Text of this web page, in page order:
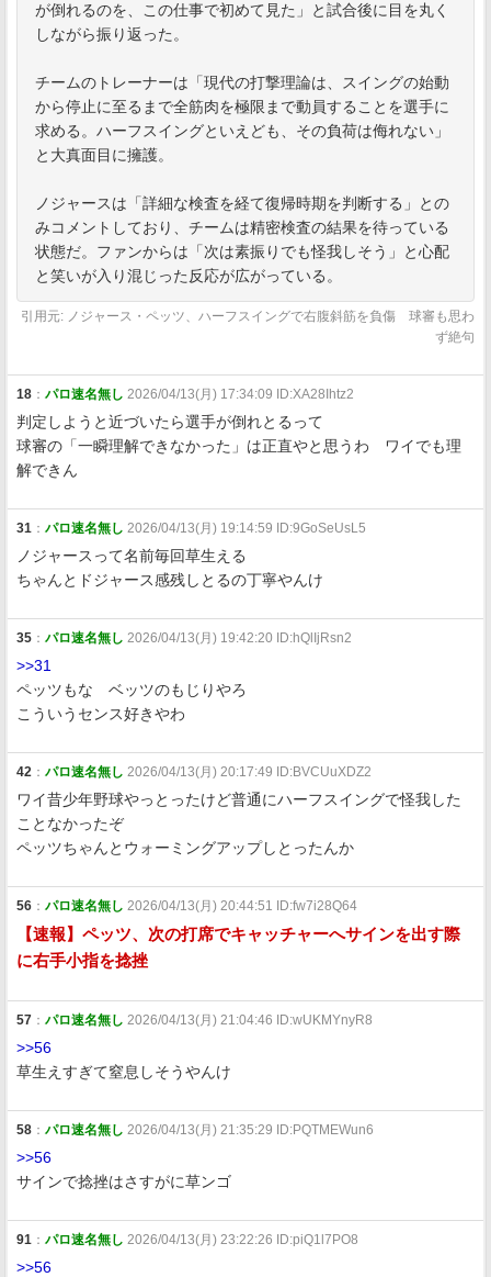
が倒れるのを、この仕事で初めて見た」と試合後に目を丸く
しながら振り返った。
チームのトレーナーは「現代の打撃理論は、スイングの始動
から停止に至るまで全筋肉を極限まで動員することを選手に
求める。ハーフスイングといえども、その負荷は侮れない」
と大真面目に擁護。
ノジャースは「詳細な検査を経て復帰時期を判断する」との
みコメントしており、チームは精密検査の結果を待っている
状態だ。ファンからは「次は素振りでも怪我しそう」と心配
と笑いが入り混じった反応が広がっている。
引用元: ノジャース・ペッツ、ハーフスイングで右腹斜筋を負傷 球審も思わ
ず絶句
18 ： パロ速名無し 2026/04/13(月) 17:34:09 ID:XA28Ihtz2
判定しようと近づいたら選手が倒れとるって
球審の「一瞬理解できなかった」は正直やと思うわ ワイでも理
解できん
31 ： パロ速名無し 2026/04/13(月) 19:14:59 ID:9GoSeUsL5
ノジャースって名前毎回草生える
ちゃんとドジャース感残しとるの丁寧やんけ
35 ： パロ速名無し 2026/04/13(月) 19:42:20 ID:hQlIjRsn2
>>31
ペッツもな ベッツのもじりやろ
こういうセンス好きやわ
42 ： パロ速名無し 2026/04/13(月) 20:17:49 ID:BVCUuXDZ2
ワイ昔少年野球やっとったけど普通にハーフスイングで怪我した
ことなかったぞ
ペッツちゃんとウォーミングアップしとったんか
56 ： パロ速名無し 2026/04/13(月) 20:44:51 ID:fw7i28Q64
【速報】ペッツ、次の打席でキャッチャーへサインを出す際
に右手小指を捻挫
57 ： パロ速名無し 2026/04/13(月) 21:04:46 ID:wUKMYnyR8
>>56
草生えすぎて窒息しそうやんけ
58 ： パロ速名無し 2026/04/13(月) 21:35:29 ID:PQTMEWun6
>>56
サインで捻挫はさすがに草ンゴ
91 ： パロ速名無し 2026/04/13(月) 23:22:26 ID:piQ1l7PO8
>>56